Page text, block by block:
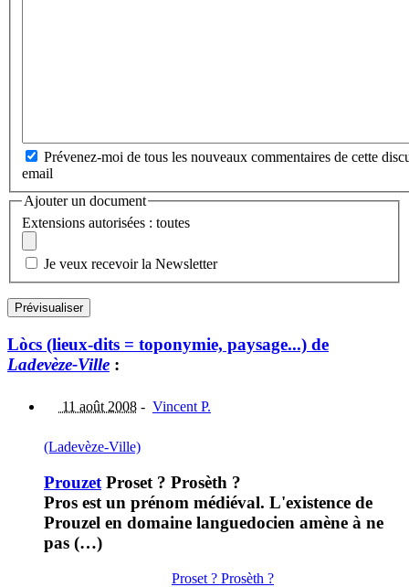
Prévenez-moi de tous les nouveaux commentaires de cette
email
Ajouter un document
Extensions autorisées : toutes
Je veux recevoir la Newsletter
Lòcs (lieux-dits = toponymie, paysage...) de
Ladevèze-Ville :
11 août 2008 - Vincent P.
(Ladevèze-Ville)
Prouzet Proset ? Prosèth ?
Pros est un prénom médiéval. L'existence de
Prouzel en domaine languedocien amène à ne
pas (…)
Proset ? Prosèth ?